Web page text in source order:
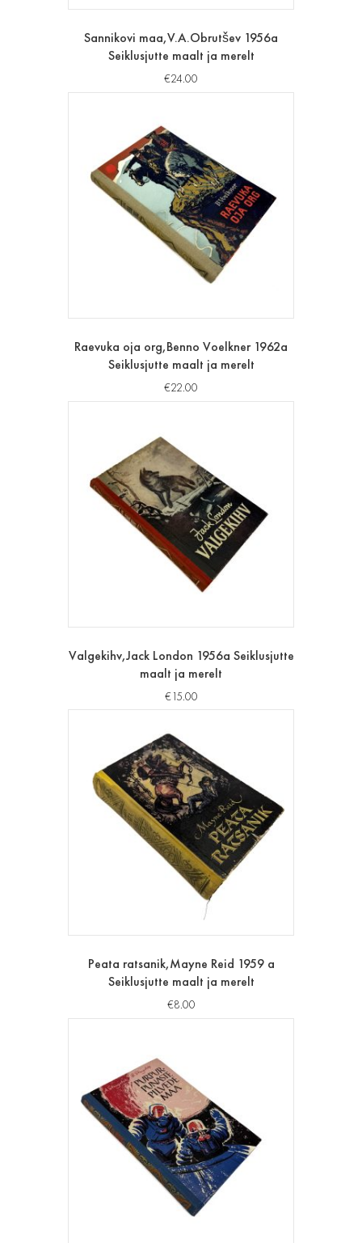
Sannikovi maa,V.A.Obrutšev 1956a
Seiklusjutte maalt ja merelt
€24.00
Raevuka oja org,Benno Voelkner 1962a
Seiklusjutte maalt ja merelt
€22.00
Valgekihv,Jack London 1956a Seiklusjutte
maalt ja merelt
€15.00
Peata ratsanik,Mayne Reid 1959 a
Seiklusjutte maalt ja merelt
€8.00